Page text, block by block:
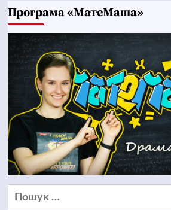
Програма «МатеМаша»
Пошук: